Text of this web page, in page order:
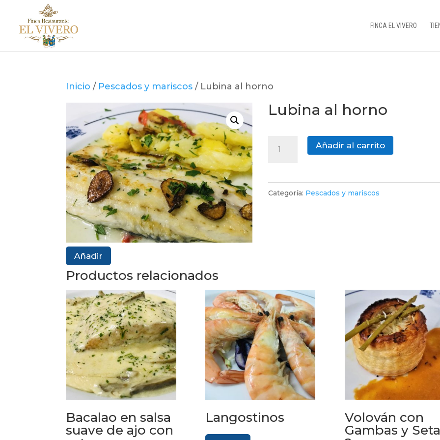
FINCA EL VIVERO
Inicio / Pescados y mariscos / Lubina al horno
Lubina al horno
Añadir al carrito
Categoría: Pescados y mariscos
Añadir
Productos relacionados
Bacalao en salsa
suave de ajo con
Langostinos
Volován con
Gambas y